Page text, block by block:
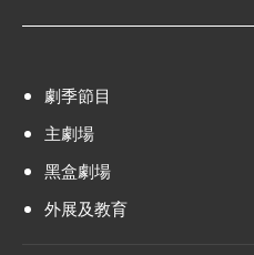
劇季節目
主劇場
黑盒劇場
外展及教育